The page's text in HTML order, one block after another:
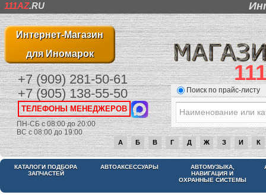
111AZ.RU
Интернет-Магазин
для Иномарок
+7 (909) 281-50-61
+7 (905) 138-55-50
ТЕЛЕФОНЫ МЕНЕДЖЕРОВ
ПН-СБ с 08:00 до 20:00
ВС с 08:00 до 19:00
Поиск по прайс-листу
А Б В Г Д Ж З И К
КАТАЛОГИ ПОДБОРА
ЗАПЧАСТЕЙ
АВТОАКСЕССУАРЫ
АВТОМУЗЫКА,
НАВИГАЦИЯ И
ОХРАННЫЕ СИСТЕМЫ